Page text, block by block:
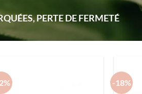
PERTE DE FERMETÉ
-18%